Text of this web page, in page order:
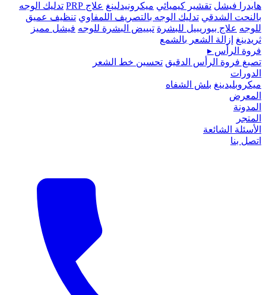
هايدرا فيشل تقشير كيميائي ميكرونيدلينغ علاج PRP
تدليك الوجه
بالنحت الشدقي تدليك الوجه بالتصريف اللمفاوي تنظيف عميق
للوجه علاج بيوريبيل للبشرة تبييض البشرة للوجه فيشل مميز
ثريدينغ إزالة الشعر بالشمع
فروة الرأس ▸
تصبغ فروة الرأس الدقيق تحسين خط الشعر
الدورات
ميكروبلیدينغ بلش الشفاه
المعرض
المدونة
المتجر
الأسئلة الشائعة
اتصل بنا